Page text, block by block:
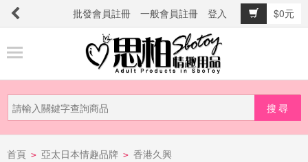
批發會員註冊 一般會員註冊 登入
$0元
品
新
品
首頁 > 亞太日本情趣品牌 > 香港久興